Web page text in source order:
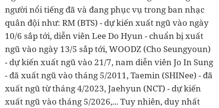
người nổi tiếng đã và đang phục vụ trong ban nhạc
quân đội như: RM (BTS) - dự kiến xuất ngũ vào ngày
10/6 sắp tới, diễn viên Lee Do Hyun - chuẩn bị xuất
ngũ vào ngày 13/5 sắp tới, WOODZ (Cho Seungyoun)
- dự kiến xuất ngũ vào 21/7, nam diễn viên Jo In Sung
- đã xuất ngũ vào tháng 5/2011, Taemin (SHINee) - đã
xuất ngũ từ tháng 4/2023, Jaehyun (NCT) - dự kiến
xuất ngũ vào tháng 5/2026,... Tuy nhiên, duy nhất